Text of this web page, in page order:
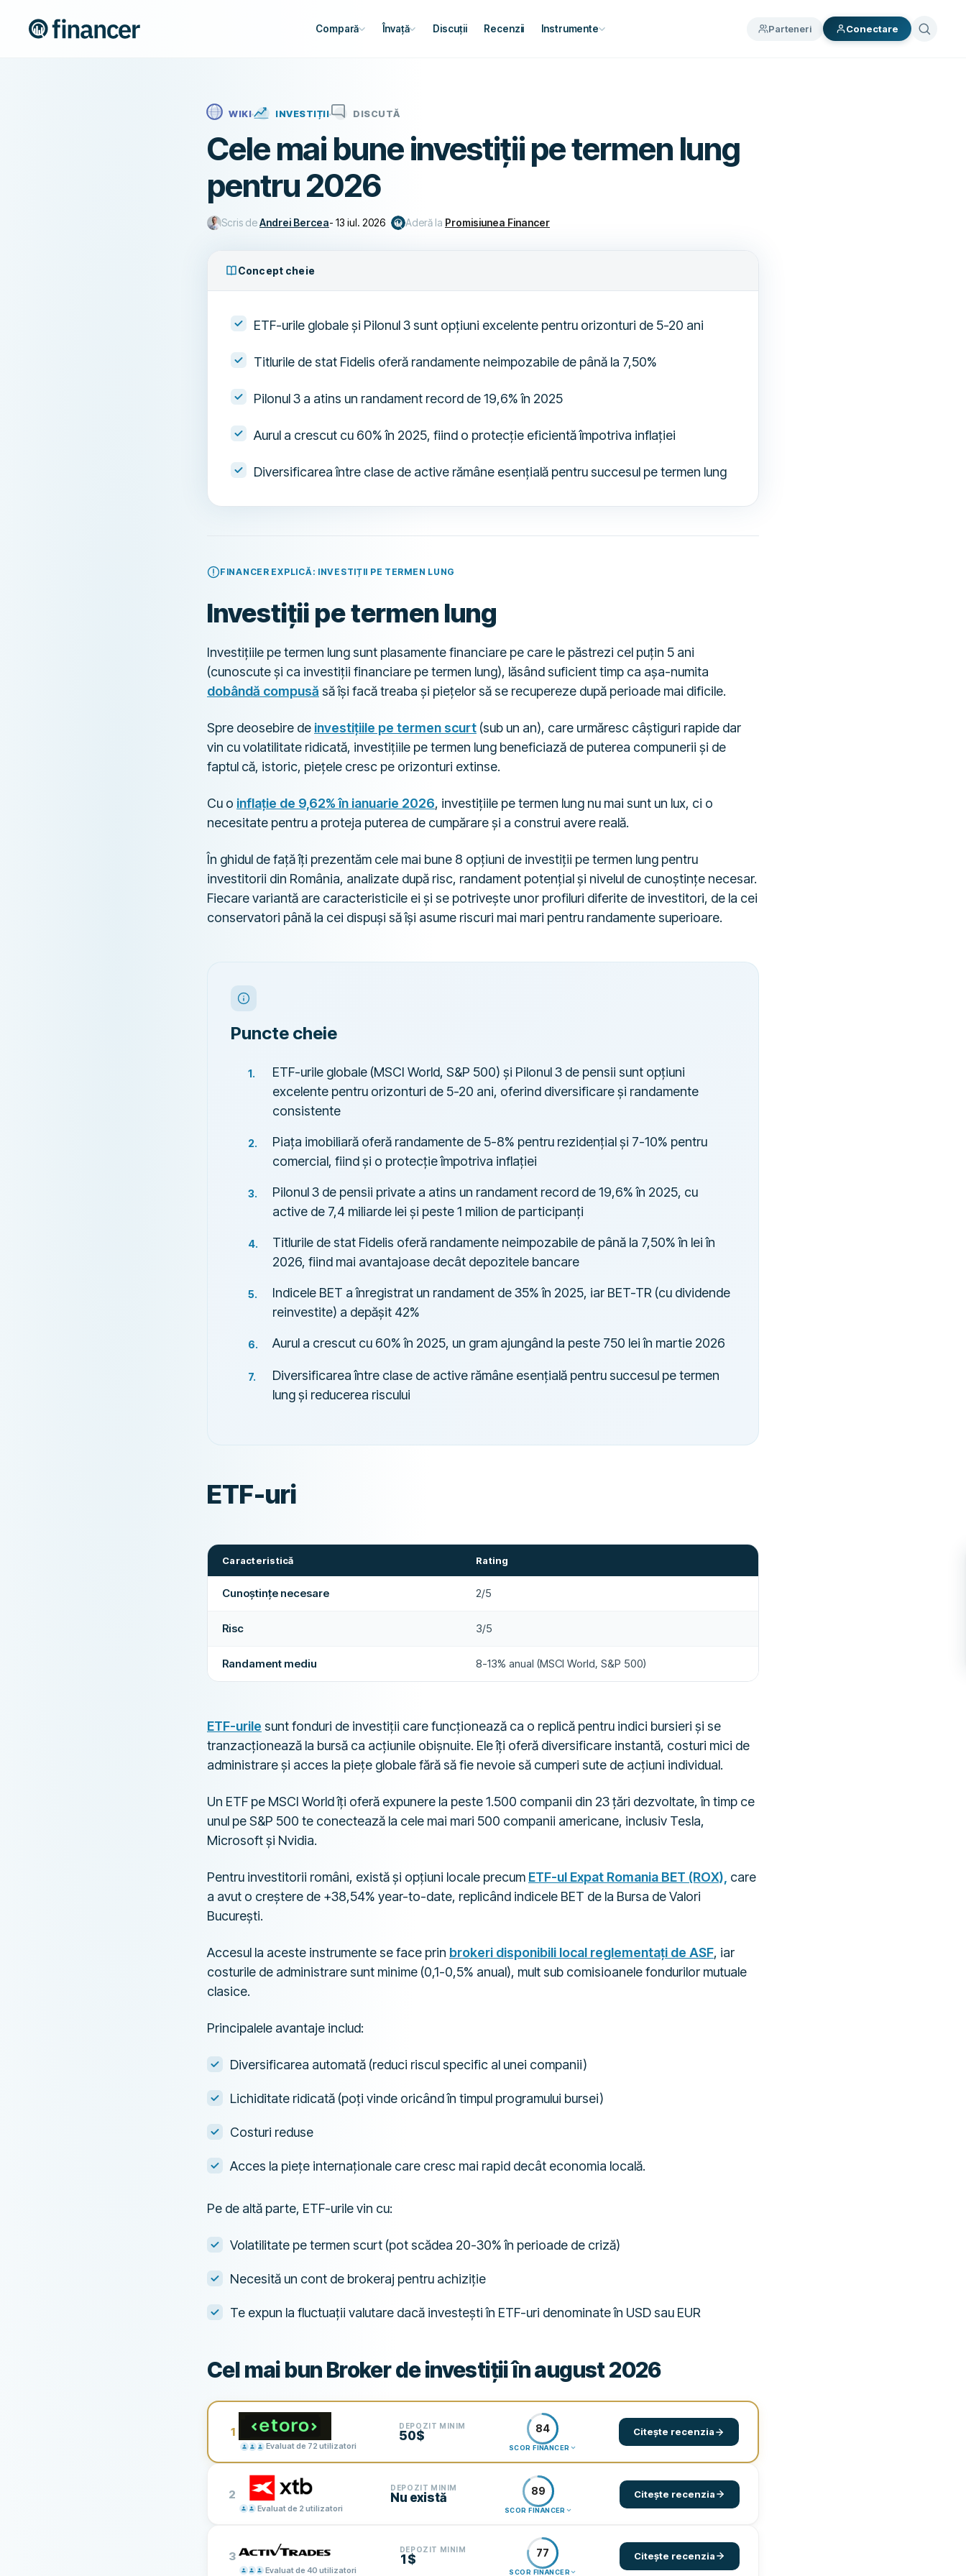
Compară Învață Discuții Recenzii Instrumente Parteneri Conectare
WIKI INVESTIȚII DISCUTĂ
Cele mai bune investiții pe termen lung
pentru 2026
Scris deAndrei Bercea- 13 iul. 2026 Aderă la Promisiunea Financer
Concept cheie
ETF-urile globale și Pilonul 3 sunt opțiuni excelente pentru orizonturi de 5-20 ani
Titlurile de stat Fidelis oferă randamente neimpozabile de până la 7,50%
Pilonul 3 a atins un randament record de 19,6% în 2025
Aurul a crescut cu 60% în 2025, fiind o protecție eficientă împotriva inflației
Diversificarea între clase de active rămâne esențială pentru succesul pe termen lung
FINANCER EXPLICĂ: INVESTIȚII PE TERMEN LUNG
Investiții pe termen lung
Investițiile pe termen lung sunt plasamente financiare pe care le păstrezi cel puțin 5 ani
(cunoscute și ca investiții financiare pe termen lung), lăsând suficient timp ca așa-numita
dobândă compusă să își facă treaba și piețelor să se recupereze după perioade mai dificile.
Spre deosebire de investițiile pe termen scurt (sub un an), care urmăresc câștiguri rapide dar
vin cu volatilitate ridicată, investițiile pe termen lung beneficiază de puterea compunerii și de
faptul că, istoric, piețele cresc pe orizonturi extinse.
Cu o inflație de 9,62% în ianuarie 2026, investițiile pe termen lung nu mai sunt un lux, ci o
necesitate pentru a proteja puterea de cumpărare și a construi avere reală.
În ghidul de față îți prezentăm cele mai bune 8 opțiuni de investiții pe termen lung pentru
investitorii din România, analizate după risc, randament potențial și nivelul de cunoștințe necesar.
Fiecare variantă are caracteristicile ei și se potrivește unor profiluri diferite de investitori, de la cei
conservatori până la cei dispuși să își asume riscuri mai mari pentru randamente superioare.
Puncte cheie
ETF-urile globale (MSCI World, S&P 500) și Pilonul 3 de pensii sunt opțiuni
excelente pentru orizonturi de 5-20 ani, oferind diversificare și randamente
consistente
Piața imobiliară oferă randamente de 5-8% pentru rezidențial și 7-10% pentru
comercial, fiind și o protecție împotriva inflației
Pilonul 3 de pensii private a atins un randament record de 19,6% în 2025, cu
active de 7,4 miliarde lei și peste 1 milion de participanți
Titlurile de stat Fidelis oferă randamente neimpozabile de până la 7,50% în lei în
2026, fiind mai avantajoase decât depozitele bancare
Indicele BET a înregistrat un randament de 35% în 2025, iar BET-TR (cu dividende
reinvestite) a depășit 42%
Aurul a crescut cu 60% în 2025, un gram ajungând la peste 750 lei în martie 2026
Diversificarea între clase de active rămâne esențială pentru succesul pe termen
lung și reducerea riscului
ETF-uri
Caracteristică Rating
Cunoștințe necesare 2/5
Risc 3/5
Randament mediu 8-13% anual (MSCI World, S&P 500)
ETF-urile sunt fonduri de investiții care funcționează ca o replică pentru indici bursieri și se
tranzacționează la bursă ca acțiunile obișnuite. Ele îți oferă diversificare instantă, costuri mici de
administrare și acces la piețe globale fără să fie nevoie să cumperi sute de acțiuni individual.
Un ETF pe MSCI World îți oferă expunere la peste 1.500 companii din 23 țări dezvoltate, în timp ce
unul pe S&P 500 te conectează la cele mai mari 500 companii americane, inclusiv Tesla,
Microsoft și Nvidia.
Pentru investitorii români, există și opțiuni locale precum ETF-ul Expat Romania BET (ROX), care
a avut o creștere de +38,54% year-to-date, replicând indicele BET de la Bursa de Valori
București.
Accesul la aceste instrumente se face prin brokeri disponibili local reglementați de ASF, iar
costurile de administrare sunt minime (0,1-0,5% anual), mult sub comisioanele fondurilor mutuale
clasice.
Principalele avantaje includ:
Diversificarea automată (reduci riscul specific al unei companii)
Lichiditate ridicată (poți vinde oricând în timpul programului bursei)
Costuri reduse
Acces la piețe internaționale care cresc mai rapid decât economia locală.
Pe de altă parte, ETF-urile vin cu:
Volatilitate pe termen scurt (pot scădea 20-30% în perioade de criză)
Necesită un cont de brokeraj pentru achiziție
Te expun la fluctuații valutare dacă investești în ETF-uri denominate în USD sau EUR
Cel mai bun Broker de investiții în august 2026
1
Evaluat de 72 utilizatori
DEPOZIT MINIM
50$ 84
SCOR FINANCER
Citește recenzia
2
Evaluat de 2 utilizatori
DEPOZIT MINIM
Nu există 89
SCOR FINANCER
Citește recenzia
3
Evaluat de 40 utilizatori
DEPOZIT MINIM
1$ 77
SCOR FINANCER
Citește recenzia